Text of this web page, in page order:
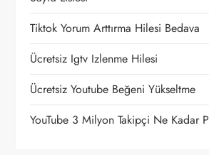
e
s
i
Tiktok Yorum Arttırma Hilesi Bedava
Ücretsiz Igtv Izlenme Hilesi
Ücretsiz Youtube Beğeni Yükseltme
YouTube 3 Milyon Takipçi Ne Kadar